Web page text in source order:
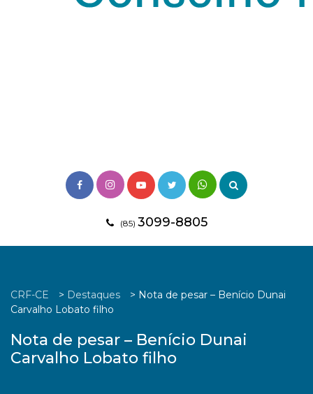
(85) 3099-8805
CRF-CE > Destaques > Nota de pesar – Benício Dunai
Carvalho Lobato filho
Nota de pesar – Benício Dunai
Carvalho Lobato filho